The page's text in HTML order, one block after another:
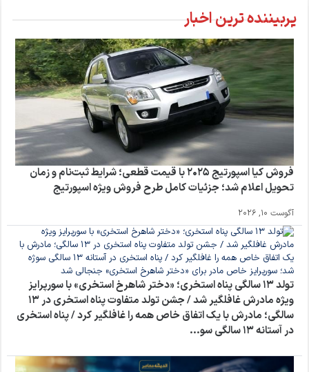
پربیننده ترین اخبار
فروش کیا اسپورتیج ۲۰۲۵ با قیمت قطعی؛ شرایط ثبت‌نام و زمان
تحویل اعلام شد؛ جزئیات کامل طرح فروش ویژه اسپورتیج
آگوست 10, 2026
تولد ۱۳ سالگی پناه استخری؛ «دختر شاهرخ استخری» با سورپرایز
ویژه مادرش غافلگیر شد / جشن تولد متفاوت پناه استخری در ۱۳
سالگی؛ مادرش با یک اتفاق خاص همه را غافلگیر کرد / پناه استخری
در آستانه ۱۳ سالگی سو...